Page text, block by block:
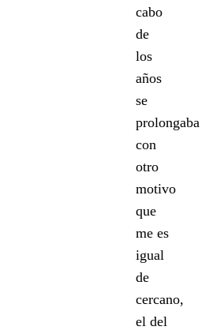
cabo
de
los
años
se
prolongaba
con
otro
motivo
que
me es
igual
de
cercano,
el del